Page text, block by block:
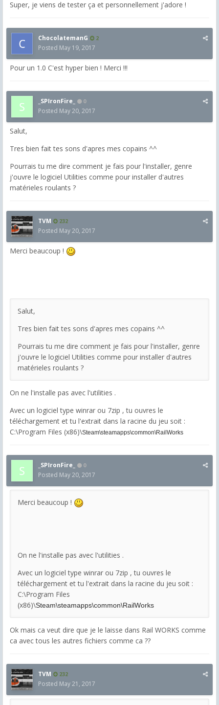
Super, je viens de tester ça et personnellement j'adore !
ChocolatemanG 2
Posted May 19, 2017
Pour un 1.0 C'est hyper bien ! Merci !!!
_SPIronFire_ 0
Posted May 20, 2017
Salut,
Tres bien fait tes sons d'apres mes copains ^^
Pourrais tu me dire comment je fais pour l'installer, genre
j'ouvre le logiciel Utilities comme pour installer d'autres
matérieles roulants ?
TVM 232
Posted May 20, 2017
Merci beaucoup !
Salut,
Tres bien fait tes sons d'apres mes copains ^^
Pourrais tu me dire comment je fais pour l'installer, genre
j'ouvre le logiciel Utilities comme pour installer d'autres
matérieles roulants ?
On ne l'installe pas avec l'utilities .
Avec un logiciel type winrar ou 7zip , tu ouvres le
téléchargement et tu l'extrait dans la racine du jeu soit :
C:\Program Files (x86)\Steam\steamapps\common\RailWorks
_SPIronFire_ 0
Posted May 20, 2017
Merci beaucoup !
On ne l'installe pas avec l'utilities .
Avec un logiciel type winrar ou 7zip , tu ouvres le
téléchargement et tu l'extrait dans la racine du jeu soit :
C:\Program Files
(x86)\Steam\steamapps\common\RailWorks
Ok mais ca veut dire que je le laisse dans Rail WORKS comme
ca avec tous les autres fichiers comme ca ??
TVM 232
Posted May 21, 2017